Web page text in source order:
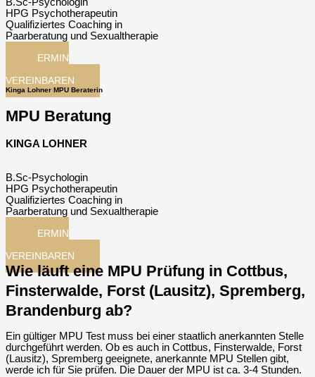
HPG Psychotherapeutin
Qualifiziertes Coaching in
Paarberatung und Sexualtherapie
TERMIN
VEREINBAREN
Kinga Lohner MPU Beraterin
MPU Beratung
KINGA LOHNER
B.Sc-Psychologin
HPG Psychotherapeutin
Qualifiziertes Coaching in
Paarberatung und Sexualtherapie
TERMIN
VEREINBAREN
Wie läuft eine MPU Prüfung in Cottbus,
Finsterwalde, Forst (Lausitz), Spremberg,
Brandenburg ab?
Ein gültiger MPU Test muss bei einer staatlich anerkannten Stelle
durchgeführt werden. Ob es auch in Cottbus, Finsterwalde, Forst
(Lausitz), Spremberg geeignete, anerkannte MPU Stellen gibt,
werde ich für Sie prüfen. Die Dauer der MPU ist ca. 3-4 Stunden.